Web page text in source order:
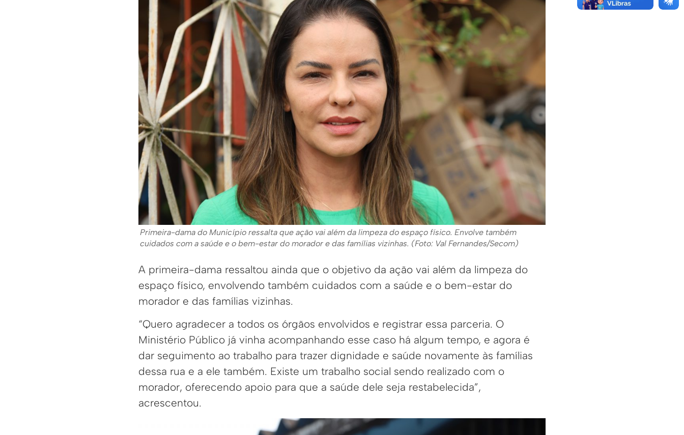
Primeira-dama do Município ressalta que ação vai além da limpeza do espaço físico. Envolve também
cuidados com a saúde e o bem-estar do morador e das famílias vizinhas. (Foto: Val Fernandes/Secom)
A primeira-dama ressaltou ainda que o objetivo da ação vai além da limpeza do
espaço físico, envolvendo também cuidados com a saúde e o bem-estar do
morador e das famílias vizinhas.
“Quero agradecer a todos os órgãos envolvidos e registrar essa parceria. O
Ministério Público já vinha acompanhando esse caso há algum tempo, e agora é
dar seguimento ao trabalho para trazer dignidade e saúde novamente às famílias
dessa rua e a ele também. Existe um trabalho social sendo realizado com o
morador, oferecendo apoio para que a saúde dele seja restabelecida”,
acrescentou.